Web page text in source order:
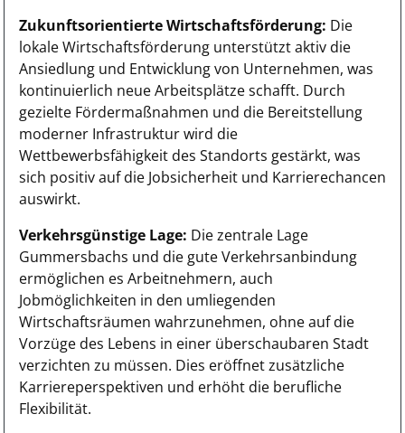
Zukunftsorientierte Wirtschaftsförderung: Die
lokale Wirtschaftsförderung unterstützt aktiv die
Ansiedlung und Entwicklung von Unternehmen, was
kontinuierlich neue Arbeitsplätze schafft. Durch
gezielte Fördermaßnahmen und die Bereitstellung
moderner Infrastruktur wird die
Wettbewerbsfähigkeit des Standorts gestärkt, was
sich positiv auf die Jobsicherheit und Karrierechancen
auswirkt.
Verkehrsgünstige Lage: Die zentrale Lage
Gummersbachs und die gute Verkehrsanbindung
ermöglichen es Arbeitnehmern, auch
Jobmöglichkeiten in den umliegenden
Wirtschaftsräumen wahrzunehmen, ohne auf die
Vorzüge des Lebens in einer überschaubaren Stadt
verzichten zu müssen. Dies eröffnet zusätzliche
Karriereperspektiven und erhöht die berufliche
Flexibilität.